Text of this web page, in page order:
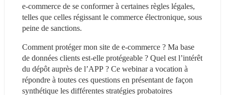
e-commerce de se conformer à certaines règles légales,
telles que celles régissant le commerce électronique, sous
peine de sanctions.
Comment protéger mon site de e-commerce ? Ma base
de données clients est-elle protégeable ? Quel est l’intérêt
du dépôt auprès de l’APP ? Ce webinar a vocation à
répondre à toutes ces questions en présentant de façon
synthétique les différentes stratégies probatoires